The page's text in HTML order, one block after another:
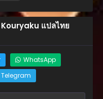
แปลไทย
WhatsApp
Telegram